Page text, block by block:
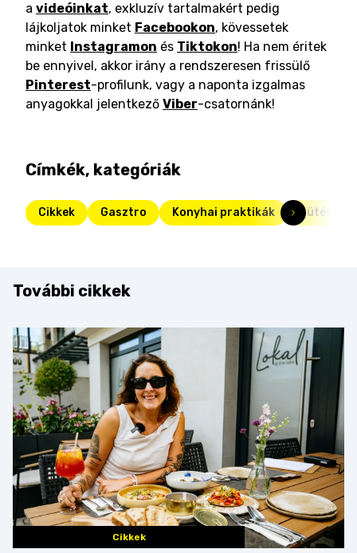
a videóinkat, exkluzív tartalmakért pedig
lájkoljatok minket Facebookon, kövessetek
minket Instagramon és Tiktokon! Ha nem éritek
be ennyivel, akkor irány a rendszeresen frissülő
Pinterest-profilunk, vagy a naponta izgalmas
anyagokkal jelentkező Viber-csatornánk!
Címkék, kategóriák
Cikkek Gasztro Konyhai praktikák sütés
További cikkek
Cikkek